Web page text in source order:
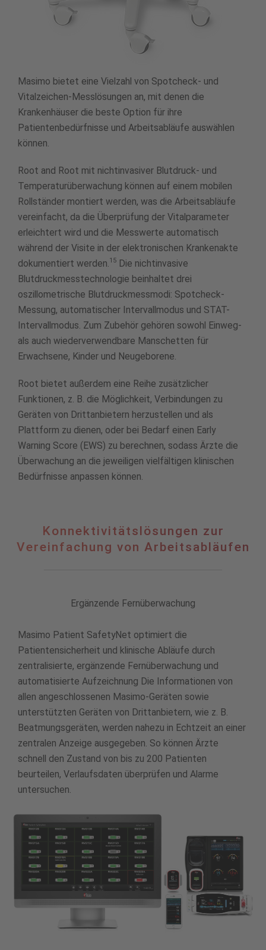
Masimo bietet eine Vielzahl von Spotcheck- und
Vitalzeichen-Messlösungen an, mit denen die
Krankenhäuser die beste Option für ihre
Patientenbedürfnisse und Arbeitsabläufe auswählen
können.
Root and Root mit nichtinvasiver Blutdruck- und
Temperaturüberwachung können auf einem mobilen
Rollständer montiert werden, was die Arbeitsabläufe
vereinfacht, da die Überprüfung der Vitalparameter
erleichtert wird und die Messwerte automatisch
während der Visite in der elektronischen Krankenakte
dokumentiert werden.15 Die nichtinvasive
Blutdruckmesstechnologie beinhaltet drei
oszillometrische Blutdruckmessmodi: Spotcheck-
Messung, automatischer Intervallmodus und STAT-
Intervallmodus. Zum Zubehör gehören sowohl Einweg-
als auch wiederverwendbare Manschetten für
Erwachsene, Kinder und Neugeborene.
Root bietet außerdem eine Reihe zusätzlicher
Funktionen, z. B. die Möglichkeit, Verbindungen zu
Geräten von Drittanbietern herzustellen und als
Plattform zu dienen, oder bei Bedarf einen Early
Warning Score (EWS) zu berechnen, sodass Ärzte die
Überwachung an die jeweiligen vielfältigen klinischen
Bedürfnisse anpassen können.
Konnektivitätslösungen
zur
Vereinfachung
Konnektivitätslösungen zur
Vereinfachung von Arbeitsabläufen
Ergänzende Fernüberwachung
Masimo Patient SafetyNet optimiert die
Patientensicherheit und klinische Abläufe durch
zentralisierte, ergänzende Fernüberwachung und
automatisierte Aufzeichnung Die Informationen von
allen angeschlossenen Masimo-Geräten sowie
unterstützten Geräten von Drittanbietern, wie z. B.
Beatmungsgeräten, werden nahezu in Echtzeit an einer
zentralen Anzeige ausgegeben. So können Ärzte
schnell den Zustand von bis zu 200 Patienten
beurteilen, Verlaufsdaten überprüfen und Alarme
untersuchen.